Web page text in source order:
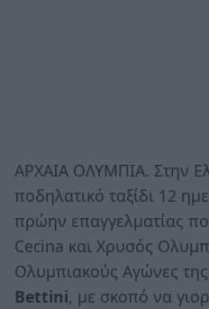
ΑΡΧΑΙΑ ΟΛΥΜΠΙΑ. Στην
ποδηλατικό ταξίδι 12
πρώην επαγγελματίας
Cecina και Χρυσός
Ολυμπιακούς Αγώνες
Bettini, με σκοπό να